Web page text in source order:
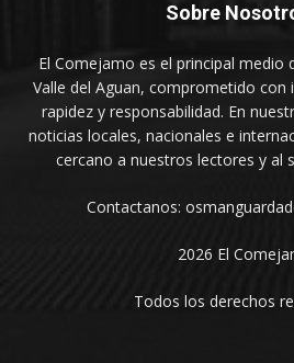
Sobre
El Comejamo es el principal medio
Valle del Aguan, comprometido con
rapidez y responsabilidad. En
noticias locales, nacionales e
cercano a nuestros lectores y al
Contactanos:
2026 El
Todos los derechos